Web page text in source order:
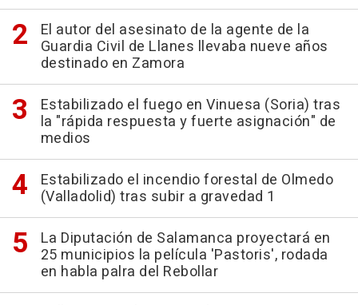
El autor del asesinato de la agente de la
Guardia Civil de Llanes llevaba nueve años
destinado en Zamora
Estabilizado el fuego en Vinuesa (Soria) tras
la "rápida respuesta y fuerte asignación" de
medios
Estabilizado el incendio forestal de Olmedo
(Valladolid) tras subir a gravedad 1
La Diputación de Salamanca proyectará en
25 municipios la película 'Pastoris', rodada
en habla palra del Rebollar